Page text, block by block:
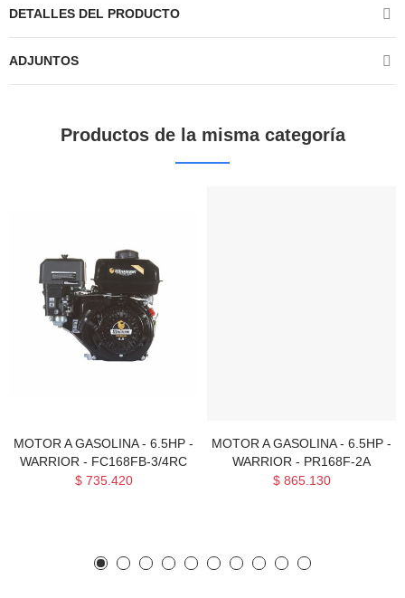
DETALLES DEL PRODUCTO
ADJUNTOS
Productos de la misma categoría
MOTOR A GASOLINA - 6.5HP -
WARRIOR - FC168FB-3/4RC
$ 735.420
MOTOR A GASOLINA - 6.5HP -
WARRIOR - PR168F-2A
$ 865.130